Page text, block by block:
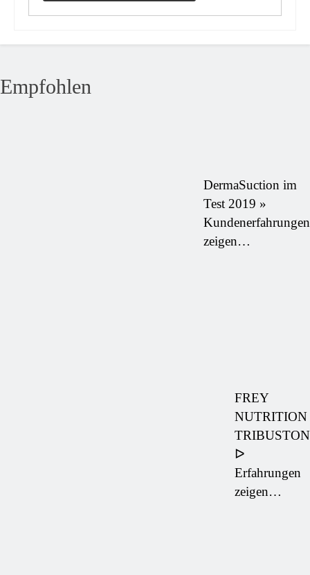
Empfohlen
DermaSuction im
Test 2019 »
Kundenerfahrungen
zeigen…
FREY
NUTRITION
TRIBUSTON
ᐅ
Erfahrungen
zeigen…